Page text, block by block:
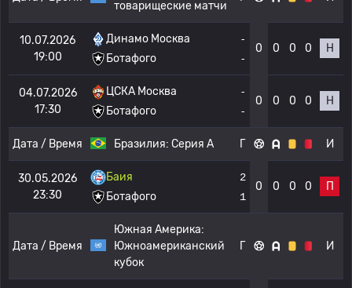
товарищеские матчи
10.07.2026
19:00
Динамо Москва
Ботафого
-
-
0 0 0 0 Н
04.07.2026
17:30
ЦСКА Москва
Ботафого
-
-
0 0 0 0 Н
Дата / Время Бразилия: Серия А Г И
30.05.2026
23:30
Баия
Ботафого
2
1
0 0 0 0 П
Дата / Время
Южная Америка:
Южноамериканский
кубок
Г И